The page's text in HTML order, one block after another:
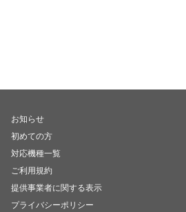
お知らせ
初めての方
対応機種一覧
ご利用規約
提供事業者に関する表示
プライバシーポリシー